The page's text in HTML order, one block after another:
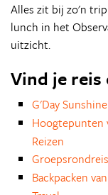
Alles zit bij zo'n
lunch in het
uitzicht.
Vind je reis
G'Day Sunshine
Hoogtepunten
Reizen
Backpacken